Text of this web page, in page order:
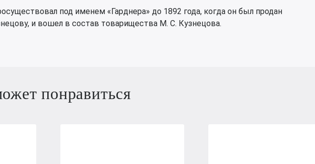
под именем «Гарднера» до 1892 года, когда он был продан
и вошел в состав товарищества М. С. Кузнецова.
понравиться